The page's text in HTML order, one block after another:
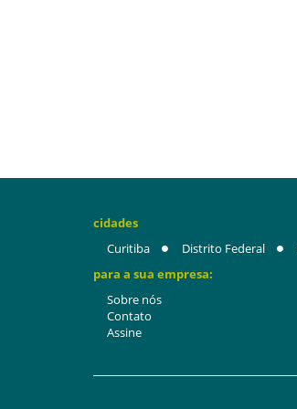
cidades
Curitiba
Distrito Federal
para a sua empresa:
Sobre nós
Contato
Assine